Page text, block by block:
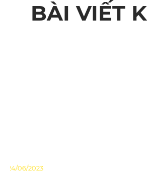
BÀI VIẾT
24/06/2023